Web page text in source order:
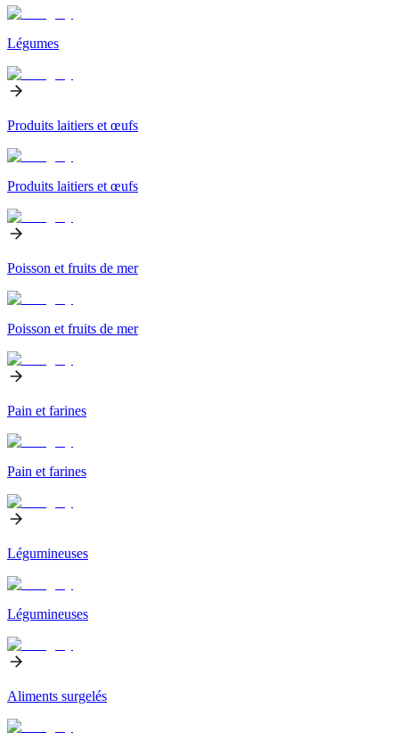
Légumes
Produits laitiers et œufs
Produits laitiers et œufs
Poisson et fruits de mer
Poisson et fruits de mer
Pain et farines
Pain et farines
Légumineuses
Légumineuses
Aliments surgelés